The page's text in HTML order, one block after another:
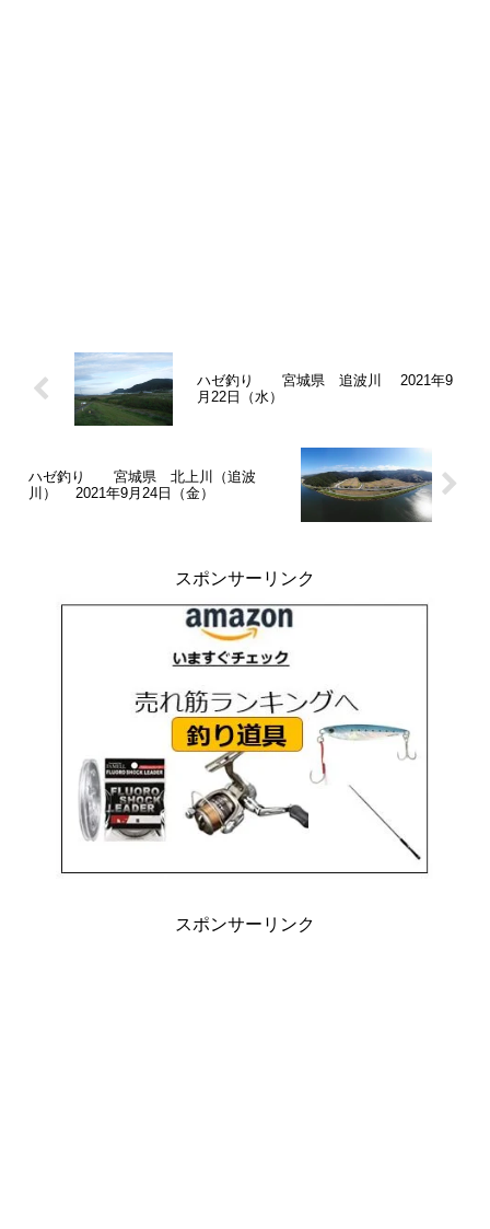
ハゼ釣り 宮城県 追波川 2021年9
月22日（水）
ハゼ釣り 宮城県 北上川（追波
川） 2021年9月24日（金）
スポンサーリンク
スポンサーリンク